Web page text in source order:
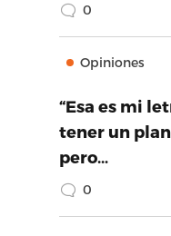
0
Opiniones
“Esa es mi
tener un
pero…
0